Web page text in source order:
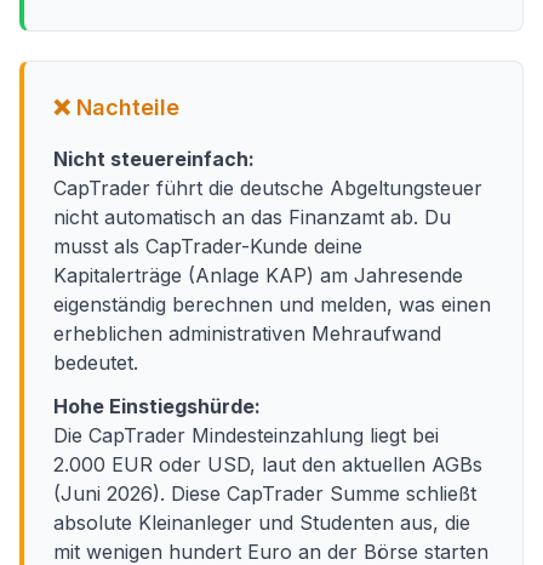
❌ Nachteile
Nicht steuereinfach:
CapTrader führt die deutsche Abgeltungsteuer
nicht automatisch an das Finanzamt ab. Du
musst als CapTrader-Kunde deine
Kapitalerträge (Anlage KAP) am Jahresende
eigenständig berechnen und melden, was einen
erheblichen administrativen Mehraufwand
bedeutet.
Hohe Einstiegshürde:
Die CapTrader Mindesteinzahlung liegt bei
2.000 EUR oder USD, laut den aktuellen AGBs
(Juni 2026). Diese CapTrader Summe schließt
absolute Kleinanleger und Studenten aus, die
mit wenigen hundert Euro an der Börse starten